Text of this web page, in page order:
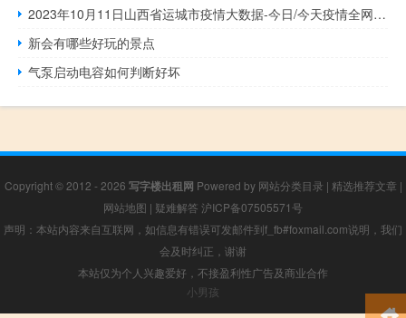
2023年10月11日山西省运城市疫情大数据-今日/今天疫情全网搜索最新实时消息动态情况通知播报
新会有哪些好玩的景点
气泵启动电容如何判断好坏
Copyright © 2012 - 2026 写字楼出租网 Powered by 网站分类目录 | 精选推荐文章 |
网站地图 | 疑难解答 沪ICP备07505571号
声明：本站内容来自互联网，如信息有错误可发邮件到f_fb#foxmail.com说明，我们
会及时纠正，谢谢
本站仅为个人兴趣爱好，不接盈利性广告及商业合作
小男孩